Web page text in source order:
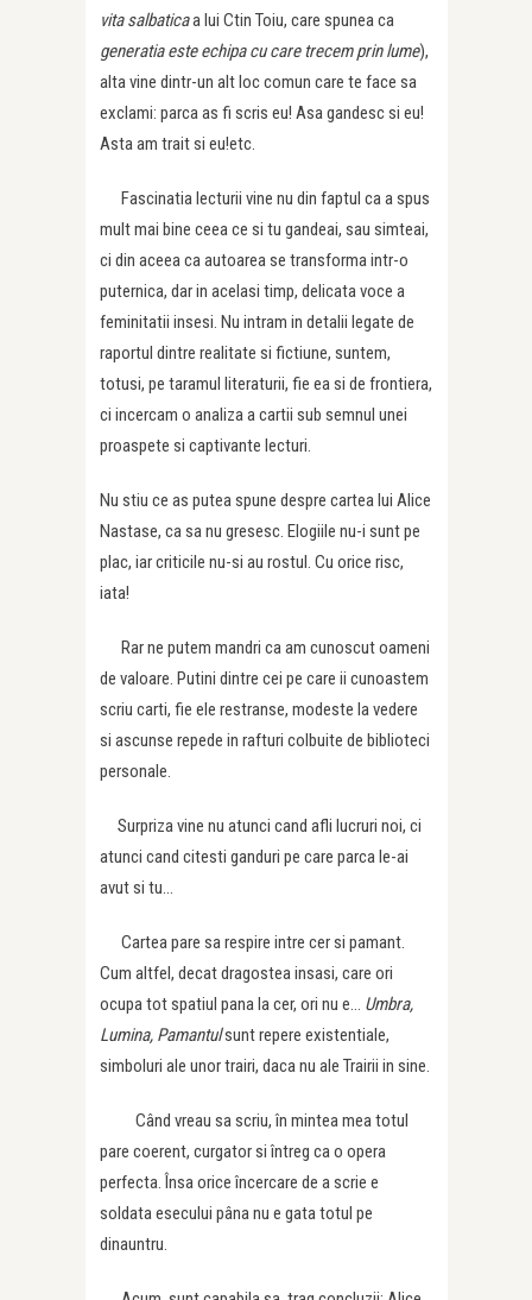
vita salbaticaa lui Ctin Toiu, care spunea ca
generatia este echipa cu care trecem prin lume),
alta vine dintr-un alt loc comun care te face sa
exclami: parca as fi scris eu! Asa gandesc si eu!
Asta am trait si eu!etc.
Fascinatia lecturii vine nu din faptul ca a spus
mult mai bine ceea ce si tu gandeai, sau simteai,
ci din aceea ca autoarea se transforma intr-o
puternica, dar in acelasi timp, delicata voce a
feminitatii insesi. Nu intram in detalii legate de
raportul dintre realitate si fictiune, suntem,
totusi, pe taramul literaturii, fie ea si de frontiera,
ci incercam o analiza a cartii sub semnul unei
proaspete si captivante lecturi.
Nu stiu ce as putea spune despre cartea lui Alice
Nastase, ca sa nu gresesc. Elogiile nu-i sunt pe
plac, iar criticile nu-si au rostul. Cu orice risc,
iata!
Rar ne putem mandri ca am cunoscut oameni
de valoare. Putini dintre cei pe care ii cunoastem
scriu carti, fie ele restranse, modeste la vedere
si ascunse repede in rafturi colbuite de biblioteci
personale.
Surpriza vine nu atunci cand afli lucruri noi, ci
atunci cand citesti ganduri pe care parca le-ai
avut si tu…
Cartea pare sa respire intre cer si pamant.
Cum altfel, decat dragostea insasi, care ori
ocupa tot spatiul pana la cer, ori nu e… Umbra,
Lumina, Pamantulsunt repere existentiale,
simboluri ale unor trairi, daca nu ale Trairii in sine.
Când vreau sa scriu, în mintea mea totul
pare coerent, curgator si întreg ca o opera
perfecta. Însa orice încercare de a scrie e
soldata esecului pâna nu e gata totul pe
dinauntru.